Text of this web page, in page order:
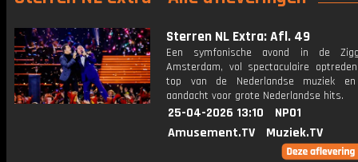
Sterren NL Extra: Afl. 49
Een symfonische avond in de
Amsterdam, vol spectaculaire
top van de Nederlandse muziek en
aandacht voor grote Nederlandse hits.
25-04-2026 13:10
NPO1
Amusement.TV
Muziek.TV